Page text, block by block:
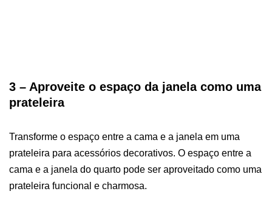
3 – Aproveite o espaço da janela como uma
prateleira
Transforme o espaço entre a cama e a janela em uma
prateleira para acessórios decorativos. O espaço entre a
cama e a janela do quarto pode ser aproveitado como uma
prateleira funcional e charmosa.